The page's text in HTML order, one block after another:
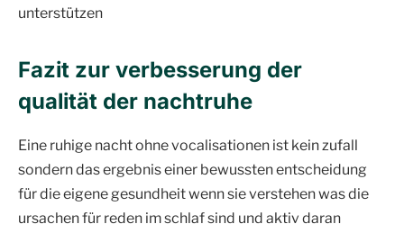
unterstützen
Fazit zur verbesserung der
qualität der nachtruhe
Eine ruhige nacht ohne vocalisationen ist kein zufall
sondern das ergebnis einer bewussten entscheidung
für die eigene gesundheit wenn sie verstehen was die
ursachen für reden im schlaf sind und aktiv daran